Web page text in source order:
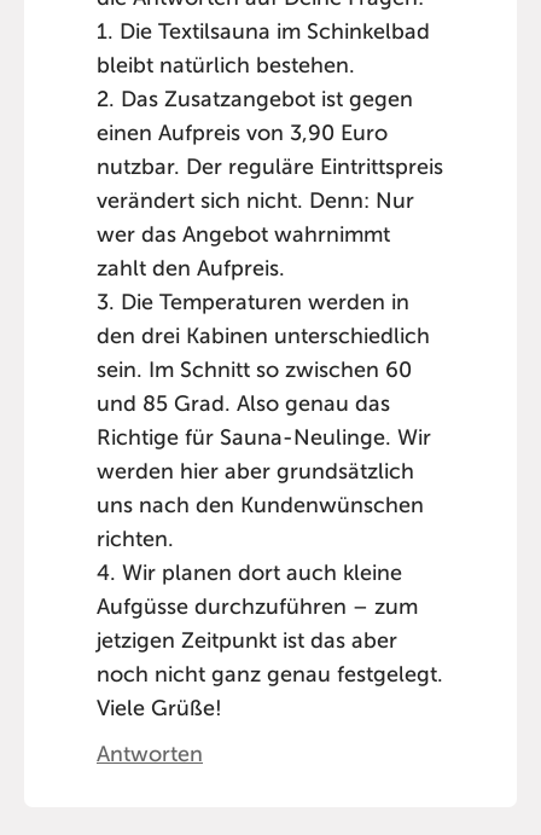
1. Die Textilsauna im Schinkelbad
bleibt natürlich bestehen.
2. Das Zusatzangebot ist gegen
einen Aufpreis von 3,90 Euro
nutzbar. Der reguläre Eintrittspreis
verändert sich nicht. Denn: Nur
wer das Angebot wahrnimmt
zahlt den Aufpreis.
3. Die Temperaturen werden in
den drei Kabinen unterschiedlich
sein. Im Schnitt so zwischen 60
und 85 Grad. Also genau das
Richtige für Sauna-Neulinge. Wir
werden hier aber grundsätzlich
uns nach den Kundenwünschen
richten.
4. Wir planen dort auch kleine
Aufgüsse durchzuführen – zum
jetzigen Zeitpunkt ist das aber
noch nicht ganz genau festgelegt.
Viele Grüße!
Antworten